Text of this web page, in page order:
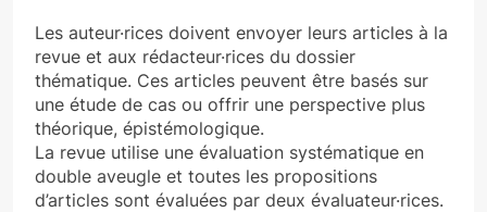
Les auteur·rices doivent envoyer leurs articles à la
revue et aux rédacteur·rices du dossier
thématique. Ces articles peuvent être basés sur
une étude de cas ou offrir une perspective plus
théorique, épistémologique.
La revue utilise une évaluation systématique en
double aveugle et toutes les propositions
d’articles sont évaluées par deux évaluateur·rices.